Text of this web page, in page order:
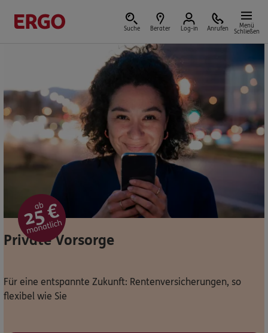
Suche Berater Log-in Anrufen
Menü
Schließen
Versicherungen & Finanzen
Reform der privaten Altersvorsorge
Jetzt Förderung selbst berechnen.
Jetzt informieren
Dann lassen Sie sich helfen.
Private Vorsorge
Für eine entspannte Zukunft: Rentenversicherungen, so
flexibel wie Sie